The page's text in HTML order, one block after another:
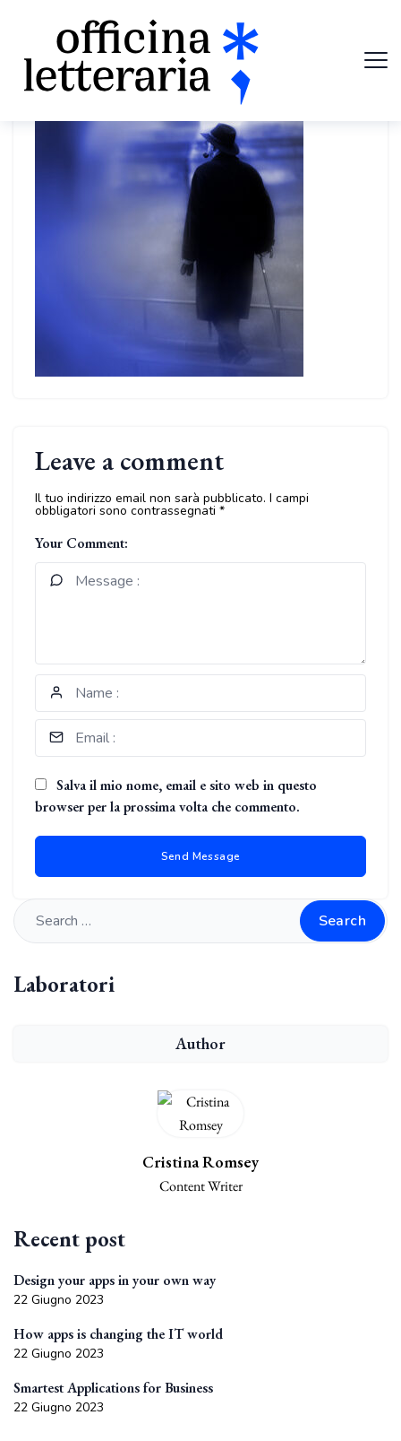
Leave a comment
Il tuo indirizzo email non sarà pubblicato. I campi
obbligatori sono contrassegnati *
Your Comment:
Salva il mio nome, email e sito web in questo
browser per la prossima volta che commento.
Search
Laboratori
Author
Cristina Romsey
Content Writer
Recent post
Design your apps in your own way
22 Giugno 2023
How apps is changing the IT world
22 Giugno 2023
Smartest Applications for Business
22 Giugno 2023